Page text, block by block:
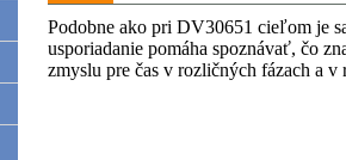
Podobne ako pri DV30651 cieľom je
usporiadanie pomáha spoznávať, čo
zmyslu pre čas v rozličných fázach a